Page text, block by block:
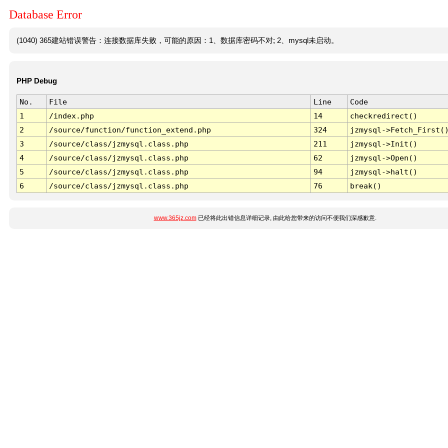
Database Error
(1040) 365建站错误警告：连接数据库失败，可能的原因：1、数据库密码不对; 2、mysql未启动。
PHP Debug
No. File Line
Code
1
/index.php 14
checkredirect()
2
/source/function/function_extend.php 324
jzmysql-
3
/source/class/jzmysql.class.php 211
jzmysql->Init()
4
/source/class/jzmysql.class.php 62
jzmysql->Open()
5
/source/class/jzmysql.class.php 94
jzmysql->halt()
6
/source/class/jzmysql.class.php 76 break()
www.365jz.com已经将此出错信息详细记录, 由此给您带来的访问不便我们深感歉意.